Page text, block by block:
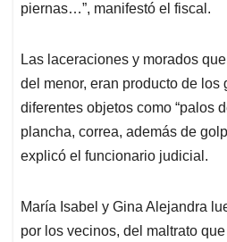
piernas…”, manifestó el fiscal.
Las laceraciones y morados
del menor, eran producto de los
diferentes objetos como “palos
plancha, correa, además de
explicó el funcionario judicial.
María Isabel y Gina Alejandra
por los vecinos, del maltrato